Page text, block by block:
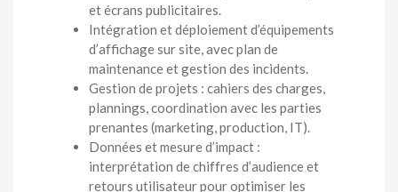
et écrans publicitaires.
Intégration et déploiement d’équipements
d’affichage sur site, avec plan de
maintenance et gestion des incidents.
Gestion de projets : cahiers des charges,
plannings, coordination avec les parties
prenantes (marketing, production, IT).
Données et mesure d’impact :
interprétation de chiffres d’audience et
retours utilisateur pour optimiser les